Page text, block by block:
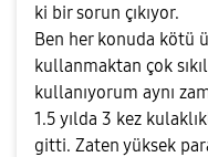
ki bir sorun çıkıyor.
Ben her konuda kötü
kullanmaktan çok
kullanıyorum aynı
1.5 yılda 3 kez
gitti. Zaten yüksek